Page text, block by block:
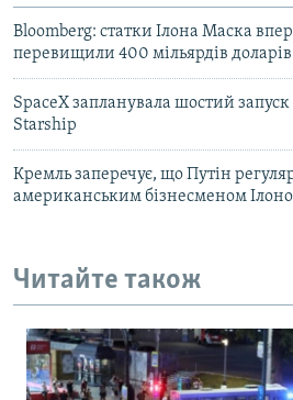
Bloomberg: статки Ілона Маска
перевищили 400 мільярдів доларів
SpaceX запланувала шостий
Starship
Кремль заперечує, що Путін
американським бізнесменом
Читайте також